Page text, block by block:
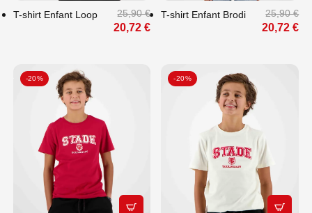
T-shirt Enfant Loop 25,90 €
20,72 €
T-shirt Enfant Brodi 25,90 €
20,72 €
-20% -20%